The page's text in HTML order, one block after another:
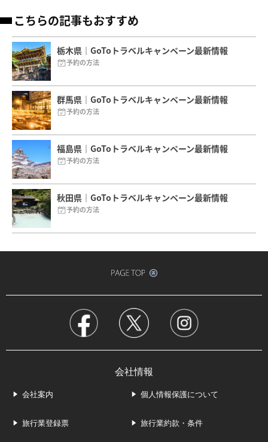
こちらの記事もおすすめ
栃木県｜GoToトラベルキャンペーン最新情報
予約の方法
群馬県｜GoToトラベルキャンペーン最新情報
予約の方法
福島県｜GoToトラベルキャンペーン最新情報
予約の方法
秋田県｜GoToトラベルキャンペーン最新情報
予約の方法
会社情報
会社案内 個人情報保護について
旅行業登録票 旅行業約款・条件